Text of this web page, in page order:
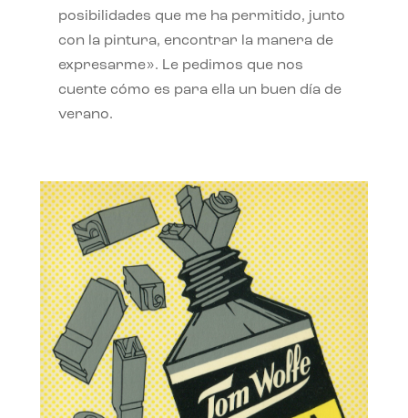
posibilidades que me ha permitido, junto
con la pintura, encontrar la manera de
expresarme». Le pedimos que nos
cuente cómo es para ella un buen día de
verano.